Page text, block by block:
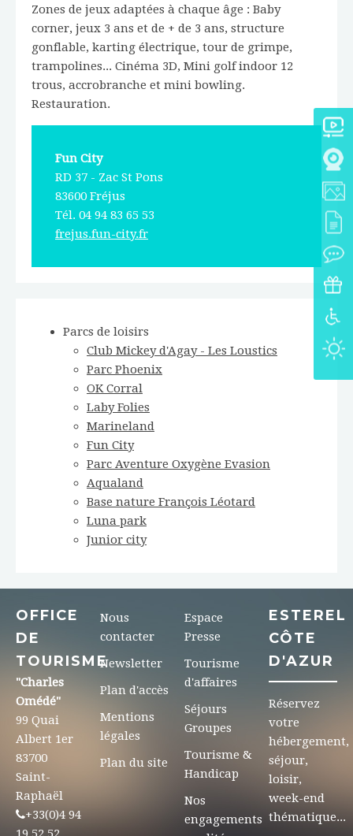
Zones de jeux adaptées à chaque âge : Baby
corner, jeux 3 ans et de + de 3 ans, structure
gonflable, karting électrique, tour de grimpe,
trampolines... Cinéma 3D, Mini golf indoor 12
trous, accrobranche et mini bowling.
Restauration.
Fun City
RD 37 - Zac St Pons
83600 Fréjus
Tél. 04 94 83 65 53
frejus.fun-city.fr
Parcs de loisirs
Club Mickey d'Agay - Les Loustics
Parc Phoenix
OK Corral
Laby Folies
Marineland
Fun City
Parc Aventure Oxygène Evasion
Aqualand
Base nature François Léotard
Luna park
Junior city
OFFICE
DE
TOURISME
"Charles
Omédé"
99 Quai
Albert 1er
83700
Saint-
Raphaël
+33(0)4 94
Nous
contacter
Newsletter
Plan d'accès
Mentions
légales
Plan du site
Espace
Presse
Tourisme
d'affaires
Séjours
Groupes
Tourisme &
Handicap
Nos
engagements
ESTEREL
CÔTE
D'AZUR
Réservez
votre
hébergement,
séjour,
loisir,
week-end
thématique...